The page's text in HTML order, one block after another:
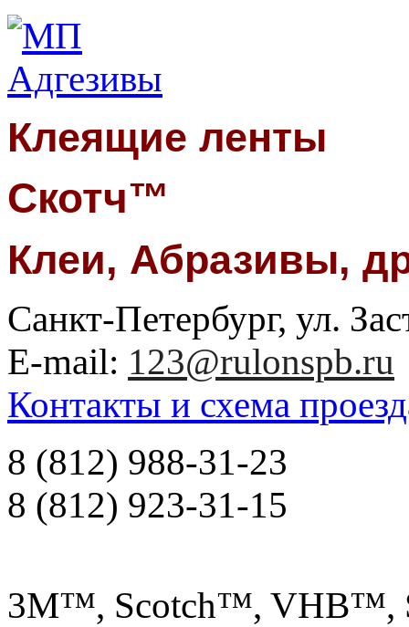
Клеящие ленты
Скотч™
Клеи, Абразивы,
Санкт-Петербург, ул.
E-mail: 123@rulonspb.ru
Контакты и схема
8 (812) 988-31-23
8 (812) 923-31-15
3M™, Scotch™, VHB™,